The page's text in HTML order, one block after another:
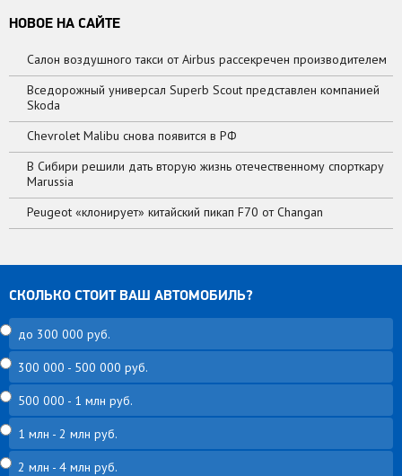
НОВОЕ НА САЙТЕ
Салон воздушного такси от Airbus рассекречен производителем
Вседорожный универсал Superb Scout представлен компанией
Skoda
Chevrolet Malibu снова появится в РФ
В Сибири решили дать вторую жизнь отечественному спорткару
Marussia
Peugeot «клонирует» китайский пикап F70 от Changan
СКОЛЬКО СТОИТ ВАШ АВТОМОБИЛЬ?
до 300 000 руб.
300 000 - 500 000 руб.
500 000 - 1 млн руб.
1 млн - 2 млн руб.
2 млн - 4 млн руб.